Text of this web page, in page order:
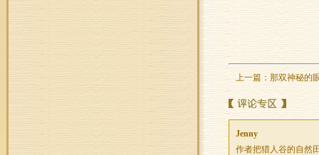
上一篇： 那双神秘的
Jenny
作者把猎人谷的自然